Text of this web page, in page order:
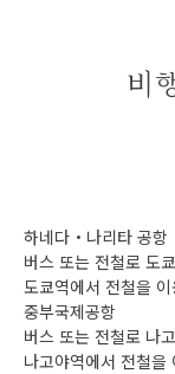
비
하네다・나리타 공항
버스 또는 전철로 도
도쿄역에서 전철을
중부국제공항
버스 또는 전철로 나
나고야역에서 전철을